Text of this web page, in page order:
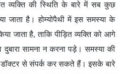
व्यक्ति की स्थिति के बारे में सब कुछ
जाता है। होम्योपैथी में इस समस्या के
जाता है, ताकि पीड़ित व्यक्ति को आगे
सामना न करना पड़े। समस्या की
डॉक्टर से संपर्क कर सकते हैं। इसके बारे